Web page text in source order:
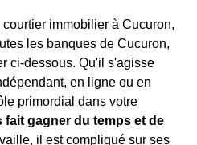
immobilier à Cucuron,
les banques de Cucuron,
ci-dessous. Qu'il s'agisse
en ligne ou en
primordial dans votre
fait gagner du temps et de
il est compliqué sur ses